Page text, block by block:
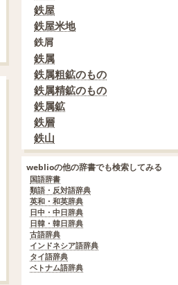
鉄屋
鉄屋米地
鉄屑
鉄属
鉄属粗鉱のもの
鉄属精鉱のもの
鉄属鉱
鉄層
鉄山
weblioの他の辞書でも検索してみる
国語辞書
類語・反対語辞典
英和・和英辞典
日中・中日辞典
日韓・韓日辞典
古語辞典
インドネシア語辞典
タイ語辞典
ベトナム語辞典